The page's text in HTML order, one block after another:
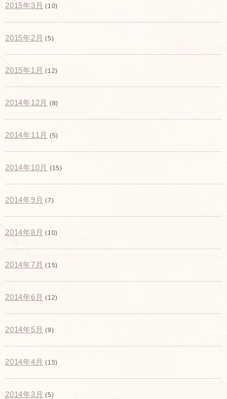
2015年3月 (10)
2015年2月 (5)
2015年1月 (12)
2014年12月 (8)
2014年11月 (5)
2014年10月 (15)
2014年9月 (7)
2014年8月 (10)
2014年7月 (15)
2014年6月 (12)
2014年5月 (9)
2014年4月 (15)
2014年3月 (5)